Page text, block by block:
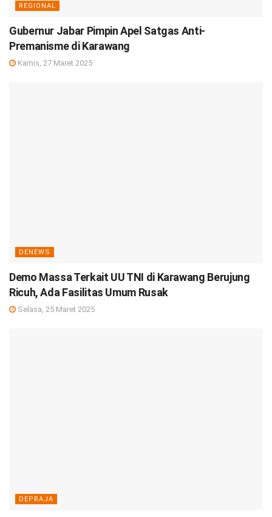
REGIONAL
Gubernur Jabar Pimpin Apel Satgas Anti-
Premanisme di Karawang
Kamis, 27 Maret 2025
DENEWS
Demo Massa Terkait UU TNI di Karawang Berujung
Ricuh, Ada Fasilitas Umum Rusak
Selasa, 25 Maret 2025
DEPRAJA